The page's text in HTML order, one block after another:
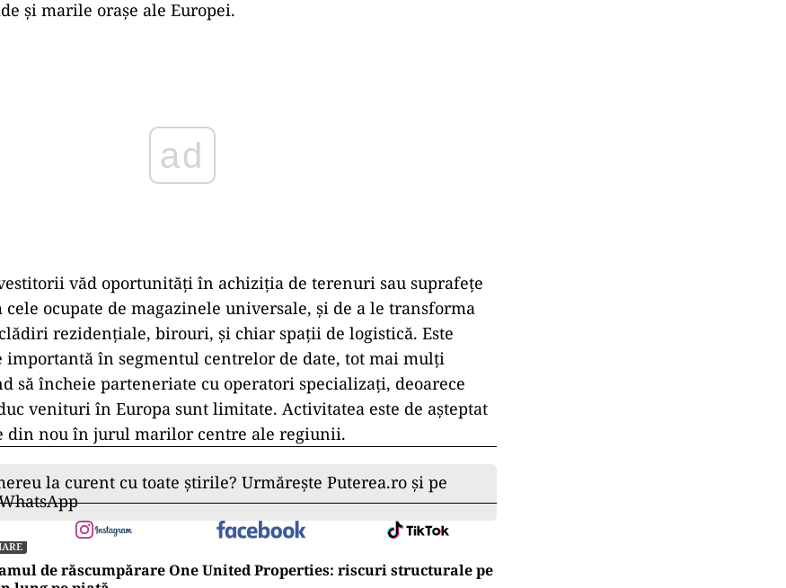
și marile orașe ale Europei.
ad
văd oportunități în achiziția de terenuri sau suprafețe
ocupate de magazinele universale, și de a le transforma
rezidențiale, birouri, și chiar spații de logistică. Este
importantă în segmentul centrelor de date, tot mai mulți
să încheie parteneriate cu operatori specializați, deoarece
venituri în Europa sunt limitate. Activitatea este de așteptat
din nou în jurul marilor centre ale regiunii.
la curent cu toate știrile? Urmărește Puterea.ro și pe
de răscumpărare One United Properties: riscuri structurale pe